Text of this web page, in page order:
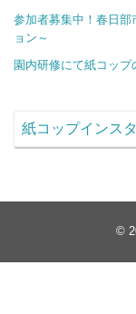
参加者募集中！春日部
ョン～
園内研修にて紙コップ
紙コップインス
©